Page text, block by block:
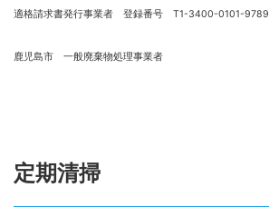
適格請求書発行事業者 登録番号 T1-3400-0101-9789
鹿児島市 一般廃棄物処理事業者
定期清掃